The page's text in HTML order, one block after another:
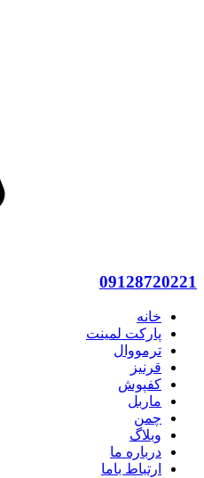
09128720221
خانه
پارکت لمینت
ترمووال
قرنیز
کفپوش
ماربل
چمن
وبلاگ
درباره ما
ارتباط باما